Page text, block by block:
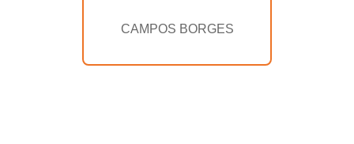
CAMPOS BORGES